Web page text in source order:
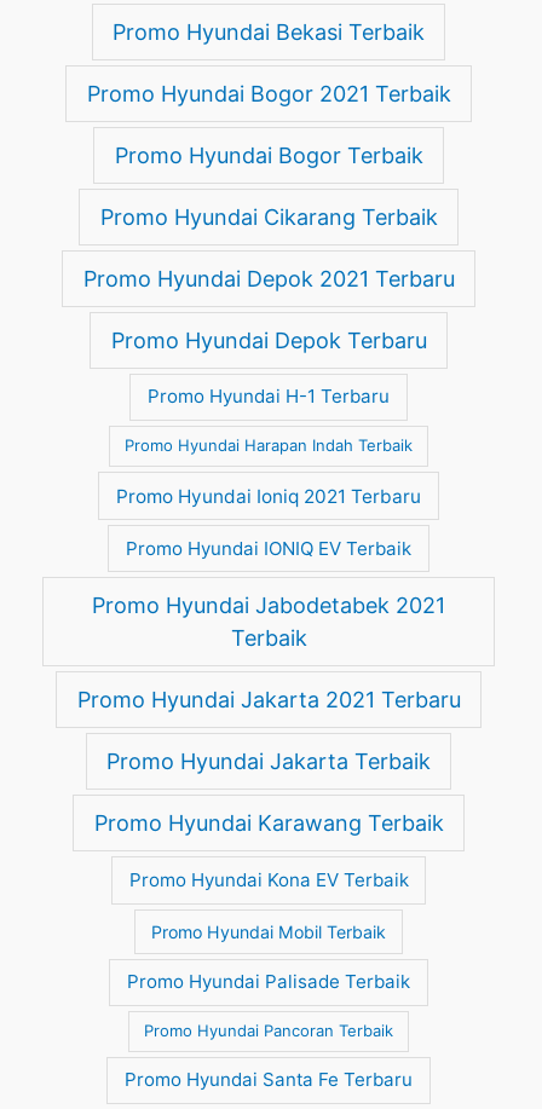
Promo Hyundai Bekasi Terbaik
Promo Hyundai Bogor 2021 Terbaik
Promo Hyundai Bogor Terbaik
Promo Hyundai Cikarang Terbaik
Promo Hyundai Depok 2021 Terbaru
Promo Hyundai Depok Terbaru
Promo Hyundai H-1 Terbaru
Promo Hyundai Harapan Indah Terbaik
Promo Hyundai Ioniq 2021 Terbaru
Promo Hyundai IONIQ EV Terbaik
Promo Hyundai Jabodetabek 2021
Terbaik
Promo Hyundai Jakarta 2021 Terbaru
Promo Hyundai Jakarta Terbaik
Promo Hyundai Karawang Terbaik
Promo Hyundai Kona EV Terbaik
Promo Hyundai Mobil Terbaik
Promo Hyundai Palisade Terbaik
Promo Hyundai Pancoran Terbaik
Promo Hyundai Santa Fe Terbaru